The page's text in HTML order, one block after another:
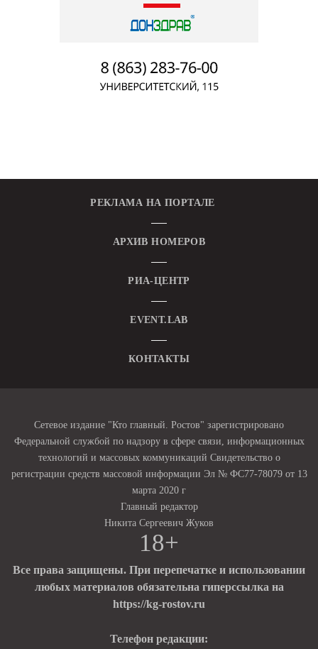
РЕКЛАМА НА ПОРТАЛЕ
АРХИВ НОМЕРОВ
РИА-ЦЕНТР
EVENT.LAB
КОНТАКТЫ
Сетевое издание "Кто главный. Ростов" зарегистрировано
Федеральной службой по надзору в сфере связи, информационных
технологий и массовых коммуникаций Свидетельство о
регистрации средств массовой информации Эл № ФС77-78079 от 13
марта 2020 г
Главный редактор
Никита Сергеевич Жуков
18+
Все права защищены. При перепечатке и использовании
любых материалов обязательна гиперссылка на
https://kg-rostov.ru
Телефон редакции: